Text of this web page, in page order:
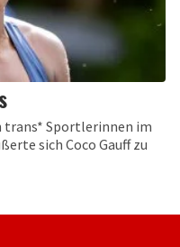
trans* Sportlerinnen im
sich Coco Gauff zu